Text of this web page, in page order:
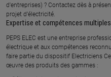
d'entreprises) ? Contactez dès à
projet d’électricité.
Expertise et compétences multiples​
​PEPS ELEC est une entreprise
électrique et aux compétences
faire partie du dispositif Electriciens
œuvre des produits des gammes : ​